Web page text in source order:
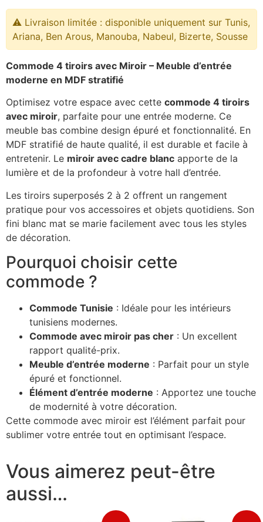
⚠️ Livraison limitée : disponible uniquement sur Tunis,
Ariana, Ben Arous, Manouba, Nabeul, Bizerte, Sousse
Commode 4 tiroirs avec Miroir – Meuble d’entrée
moderne en MDF stratifié
Optimisez votre espace avec cette commode 4 tiroirs
avec miroir, parfaite pour une entrée moderne. Ce
meuble bas combine design épuré et fonctionnalité. En
MDF stratifié de haute qualité, il est durable et facile à
entretenir. Le miroir avec cadre blanc apporte de la
lumière et de la profondeur à votre hall d’entrée.
Les tiroirs superposés 2 à 2 offrent un rangement
pratique pour vos accessoires et objets quotidiens. Son
fini blanc mat se marie facilement avec tous les styles
de décoration.
Pourquoi choisir cette
commode ?
Commode Tunisie : Idéale pour les intérieurs
tunisiens modernes.
Commode avec miroir pas cher : Un excellent
rapport qualité-prix.
Meuble d’entrée moderne : Parfait pour un style
épuré et fonctionnel.
Élément d’entrée moderne : Apportez une touche
de modernité à votre décoration.
Cette commode avec miroir est l’élément parfait pour
sublimer votre entrée tout en optimisant l’espace.
Vous aimerez peut-être
aussi…